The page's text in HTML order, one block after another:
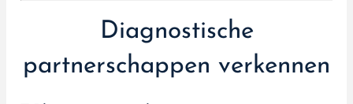
Diagnostische
partnerschappen verkennen